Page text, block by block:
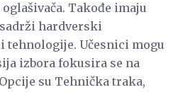
Takođe imaju
hardverski
tehnologije. Učesnici mogu
izbora fokusira se na
su Tehnička traka,